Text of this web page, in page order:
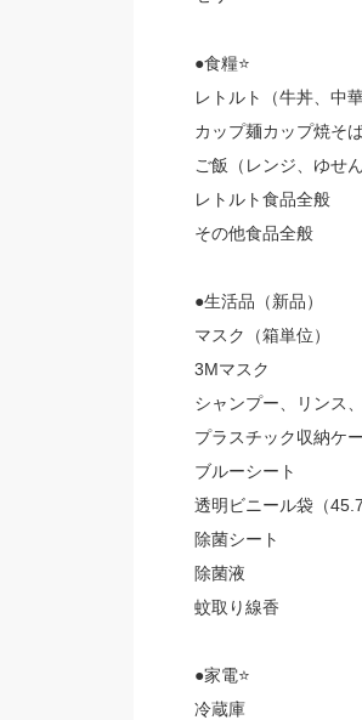
●食糧⭐️
レトルト（牛丼、中
カップ麺カップ焼そ
ご飯（レンジ、ゆせん
レトルト食品全般
その他食品全般
●生活品（新品）
マスク（箱単位）
3Mマスク
シャンプー、リンス
プラスチック収納ケ
ブルーシート
透明ビニール袋（
除菌シート
除菌液
蚊取り線香
●家電⭐️
冷蔵庫